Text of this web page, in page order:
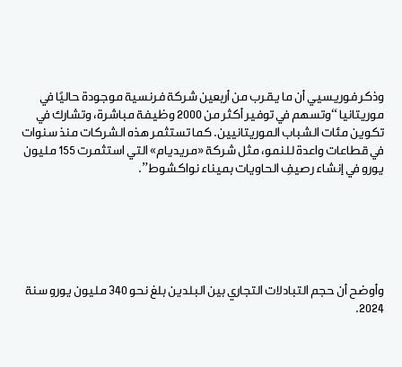
وذكر فوريسيي أن ما يقرب من أربعين شركة فرنسية موجودة حاليًا في
موريتانيا “وتسهم في توفير أكثر من 2000 وظيفة مباشرة، وتشارك في
تكوين مئات الشباب الموريتانيين. كما تستثمر هذه الشركات منذ سنوات
في قطاعات واعدة للنمو، مثل شركة «مريديام» التي استثمرت 155 مليون
يورو في إنشاء رصيفِ الحاويات بميناء نواكشوط”.
وأوضح أن حجم التبادلات التجاري بين البلدين بلغ نحو 340 مليون يورو سنة
2024.